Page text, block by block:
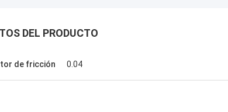
DEL PRODUCTO
de fricción 0.04